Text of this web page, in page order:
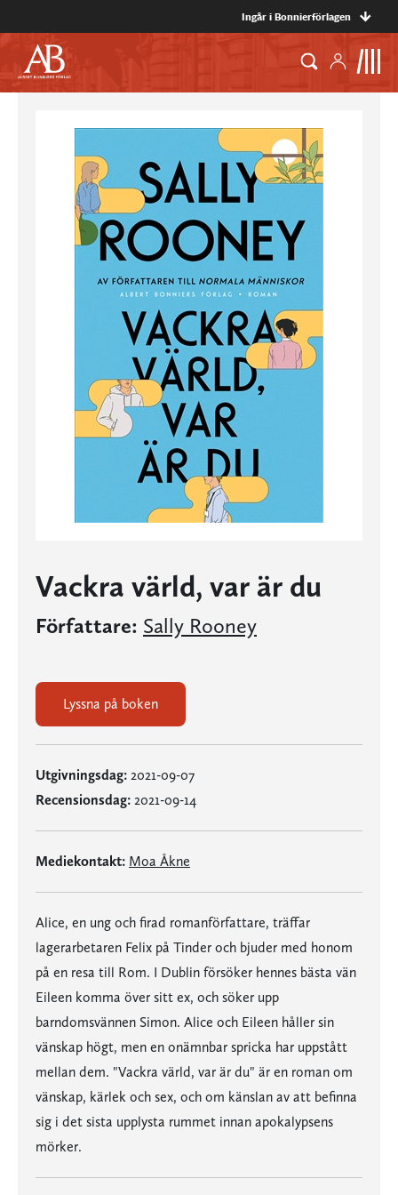
Ingår i Bonnierförlagen
Vackra värld, var är du
Författare: Sally Rooney
Lyssna på boken
Utgivningsdag: 2021-09-07
Recensionsdag: 2021-09-14
Mediekontakt: Moa Åkne
Alice, en ung och firad romanförfattare, träffar
lagerarbetaren Felix på Tinder och bjuder med honom
på en resa till Rom. I Dublin försöker hennes bästa vän
Eileen komma över sitt ex, och söker upp
barndomsvännen Simon. Alice och Eileen håller sin
vänskap högt, men en onämnbar spricka har uppstått
mellan dem. "Vackra värld, var är du" är en roman om
vänskap, kärlek och sex, och om känslan av att befinna
sig i det sista upplysta rummet innan apokalypsens
mörker.